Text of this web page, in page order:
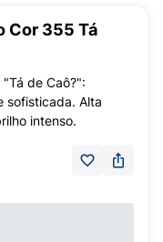
Cor 355 Tá
de Caô?":
sofisticada. Alta
intenso.